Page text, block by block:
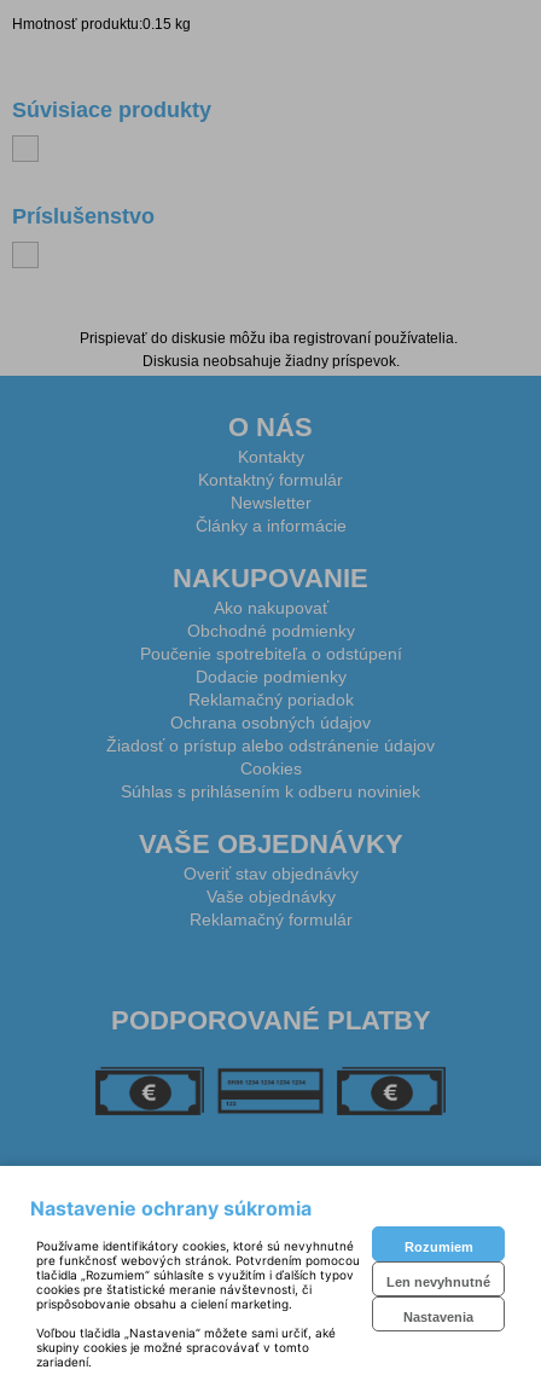
Hmotnosť produktu:0.15 kg
Súvisiace produkty
Príslušenstvo
Prispievať do diskusie môžu iba registrovaní používatelia.
Diskusia neobsahuje žiadny príspevok.
O NÁS
Kontakty
Kontaktný formulár
Newsletter
Články a informácie
NAKUPOVANIE
Ako nakupovať
Obchodné podmienky
Poučenie spotrebiteľa o odstúpení
Dodacie podmienky
Reklamačný poriadok
Ochrana osobných údajov
Žiadosť o prístup alebo odstránenie údajov
Cookies
Súhlas s prihlásením k odberu noviniek
VAŠE OBJEDNÁVKY
Overiť stav objednávky
Vaše objednávky
Reklamačný formulár
PODPOROVANÉ PLATBY
Nastavenie ochrany súkromia
Používame identifikátory cookies, ktoré sú nevyhnutné
pre funkčnosť webových stránok. Potvrdením pomocou
tlačidla „Rozumiem“ súhlasíte s využitím i ďalších typov
cookies pre štatistické meranie návštevnosti, či
prispôsobovanie obsahu a cielení marketing.
Voľbou tlačidla „Nastavenia“ môžete sami určiť, aké
skupiny cookies je možné spracovávať v tomto
zariadení.
Rozumiem
Len nevyhnutné
Nastavenia